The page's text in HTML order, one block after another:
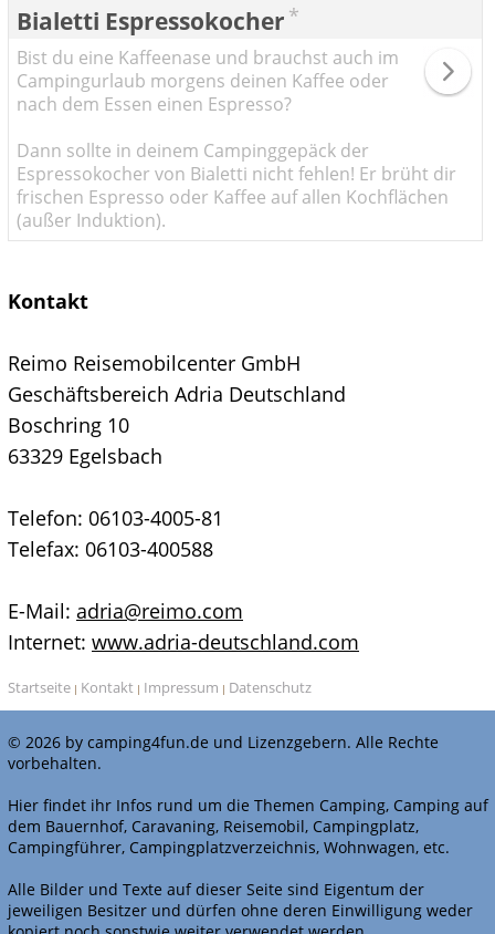
Bialetti Espressokocher *
Bist du eine Kaffeenase und brauchst auch im
Campingurlaub morgens deinen Kaffee oder
nach dem Essen einen Espresso?
Dann sollte in deinem Campinggepäck der
Espressokocher von Bialetti nicht fehlen! Er brüht dir
frischen Espresso oder Kaffee auf allen Kochflächen
(außer Induktion).
Kontakt
Reimo Reisemobilcenter GmbH
Geschäftsbereich Adria Deutschland
Boschring 10
63329 Egelsbach
Telefon: 06103-4005-81
Telefax: 06103-400588
E-Mail: adria@reimo.com
Internet: www.adria-deutschland.com
Startseite | Kontakt | Impressum | Datenschutz
© 2026 by camping4fun.de und Lizenzgebern. Alle Rechte
vorbehalten.
Hier findet ihr Infos rund um die Themen Camping, Camping auf
dem Bauernhof, Caravaning, Reisemobil, Campingplatz,
Campingführer, Campingplatzverzeichnis, Wohnwagen, etc.
Alle Bilder und Texte auf dieser Seite sind Eigentum der
jeweiligen Besitzer und dürfen ohne deren Einwilligung weder